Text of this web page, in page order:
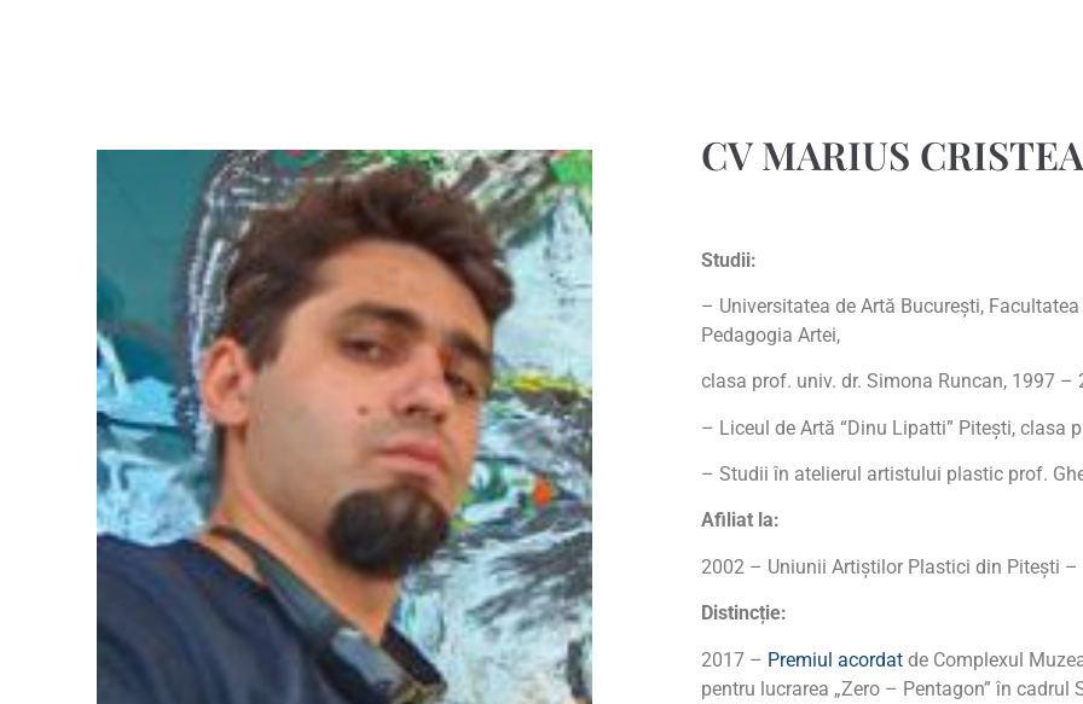
CV MARIUS CRISTEA
Studii:
– Universitatea de Artă Bucureşti,
Pedagogia Artei,
clasa prof. univ. dr. Simona Runcan, 1997 –
– Liceul de Artă “Dinu Lipatti” Piteşti, clasa
– Studii în atelierul artistului plastic prof.
Afiliat la:
2002 – Uniunii Artiştilor Plastici din Piteşti
Distincție:
2017 – Premiul acordat de Complexul
pentru lucrarea „Zero – Pentagon” în